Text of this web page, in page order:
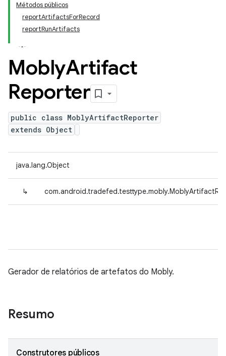
Métodos públicos
reportArtifactsForRecord
reportRunArtifacts
MoblyArtifact
Reporter
public class MoblyArtifactReporter
extends Object
java.lang.Object
↳
Gerador de relatórios de artefatos do Mobly.
Resumo
Construtores públicos